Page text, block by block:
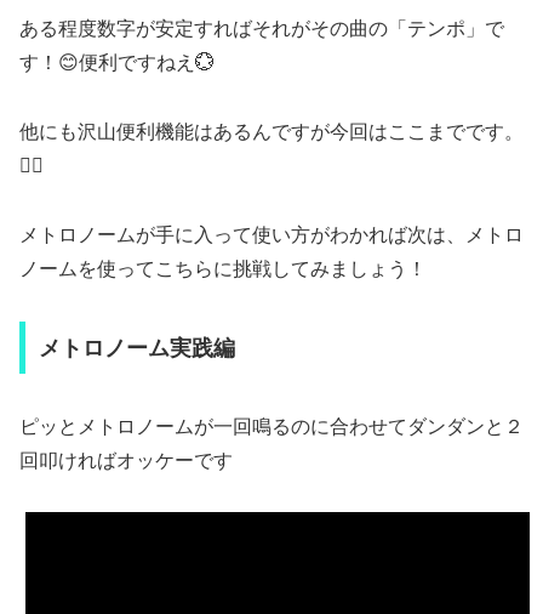
ある程度数字が安定すればそれがその曲の「テンポ」で
す！😊便利ですねえ💮
他にも沢山便利機能はあるんですが今回はここまでです。
🙇‍♀️
メトロノームが手に入って使い方がわかれば次は、メトロ
ノームを使ってこちらに挑戦してみましょう！
メトロノーム実践編
ピッとメトロノームが一回鳴るのに合わせてダンダンと２
回叩ければオッケーです